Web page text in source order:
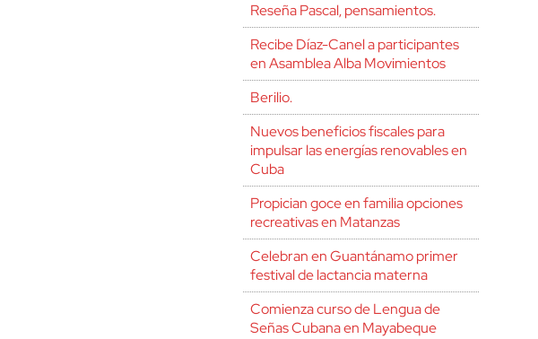
Reseña Pascal, pensamientos.
Recibe Díaz-Canel a participantes
en Asamblea Alba Movimientos
Berilio.
Nuevos beneficios fiscales para
impulsar las energías renovables en
Cuba
Propician goce en familia opciones
recreativas en Matanzas
Celebran en Guantánamo primer
festival de lactancia materna
Comienza curso de Lengua de
Señas Cubana en Mayabeque